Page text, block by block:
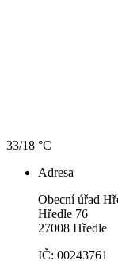
33/18 °C
Adresa
Obecní úřad
Hředle 76
27008 Hředle
IČ: 00243761